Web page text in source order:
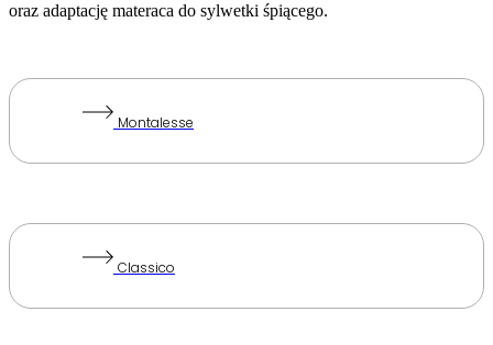
oraz adaptację materaca do sylwetki śpiącego.
Montalesse
Classico